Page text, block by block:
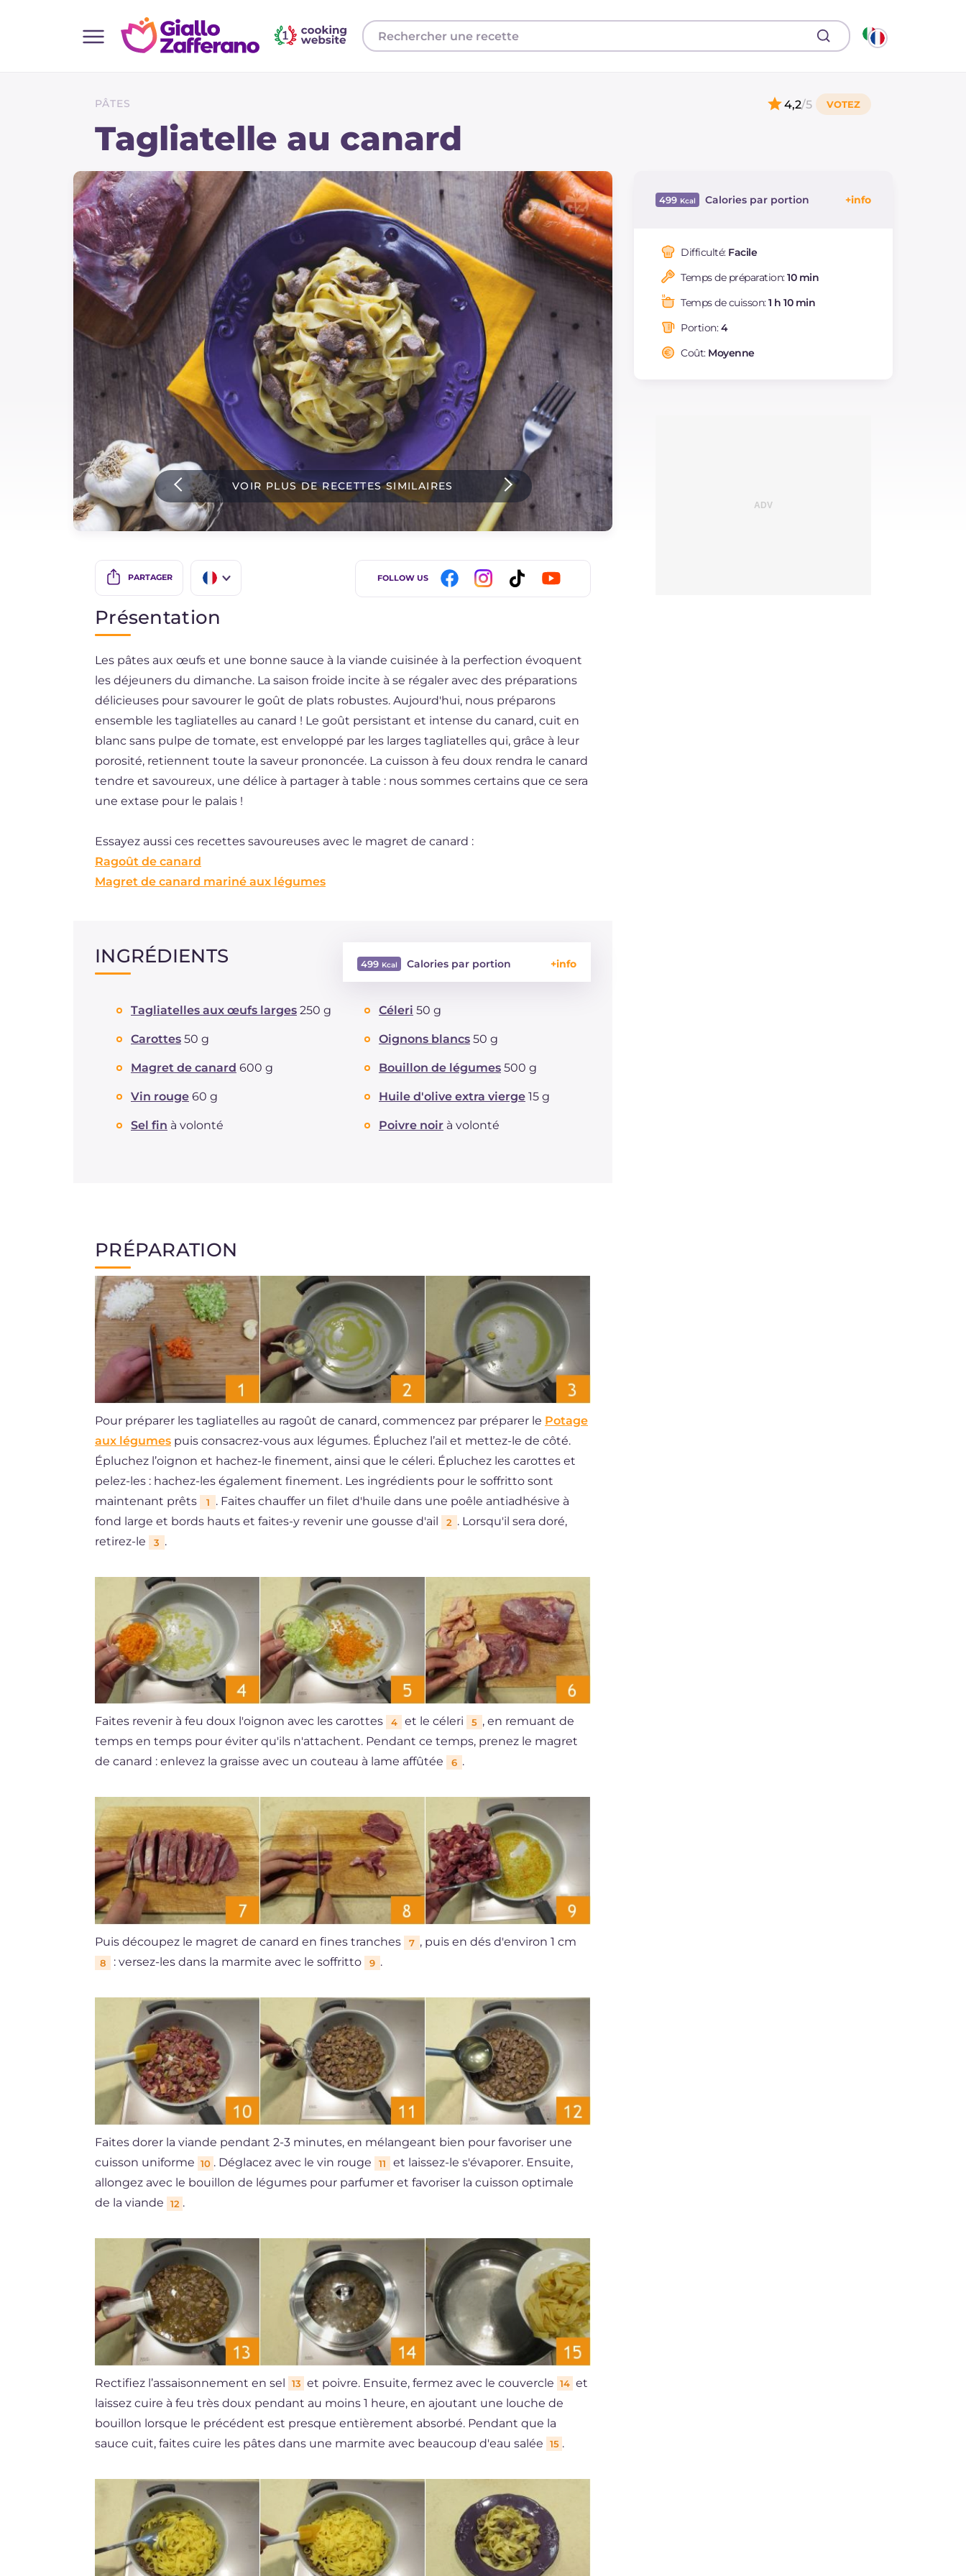
Toutes les recettes
Plats principaux
Boissons et rafraîchissements
Accompagnement
Pizzas et focaccia
Gateaux et patisserie
Instagram
YouTube
PÂTES
Tagliatelle au canard
4,2/5
VOIR PLUS DE RECETTES SIMILAIRES
PARTAGER
DE
BR
NL
FOLLOW US
499 Calories par portion
Dont sucres
Protéine g
Graisses
saturés
Fibre
Cholestérol
Difficulté: Facile
Temps de préparation:10 min
Temps de cuisson:1 h 10 min
Portion:4
Coût: Moyenne
Présentation
Les pâtes aux œufs et une bonne sauce à la viande cuisinée à la perfection évoquent
les déjeuners du dimanche. La saison froide incite à se régaler avec des préparations
délicieuses pour savourer le goût de plats robustes. Aujourd'hui, nous préparons
ensemble les tagliatelles au canard ! Le goût persistant et intense du canard, cuit en
blanc sans pulpe de tomate, est enveloppé par les larges tagliatelles qui, grâce à leur
porosité, retiennent toute la saveur prononcée. La cuisson à feu doux rendra le canard
tendre et savoureux, une délice à partager à table : nous sommes certains que ce sera
une extase pour le palais !
Essayez aussi ces recettes savoureuses avec le magret de canard :
Ragoût de canard
Magret de canard mariné aux légumes
INGRÉDIENTS 499 Calories par portion
Glucides
Protéine
Graisses g
Fibre g
Cholestérol
Tagliatelles aux œufs larges 250 g Céleri 50 g
Carottes 50 g Oignons blancs 50 g
Magret de canard 600 g Bouillon de légumes 500 g
Vin rouge 60 g Huile d'olive extra vierge 15 g
Sel fin à volonté Poivre noir à volonté
PRÉPARATION
Pour préparer les tagliatelles au ragoût de canard, commencez par préparer le Potage
aux légumes puis consacrez-vous aux légumes. Épluchez l’ail et mettez-le de côté.
Épluchez l’oignon et hachez-le finement, ainsi que le céleri. Épluchez les carottes et
pelez-les : hachez-les également finement. Les ingrédients pour le soffritto sont
maintenant prêts
1
. Faites chauffer un filet d'huile dans une poêle antiadhésive à
fond large et bords hauts et faites-y revenir une gousse d'ail
2 . Lorsqu'il sera doré,
retirez-le
3 .
Faites revenir à feu doux l'oignon avec les carottes 4 et le céleri 5 , en remuant de
temps en temps pour éviter qu'ils n'attachent. Pendant ce temps, prenez le magret
de canard : enlevez la graisse avec un couteau à lame affûtée
6 .
Puis découpez le magret de canard en fines tranches 7 , puis en dés d'environ 1 cm
8 : versez-les dans la marmite avec le soffritto 9 .
Faites dorer la viande pendant 2-3 minutes, en mélangeant bien pour favoriser une
cuisson uniforme 10 . Déglacez avec le vin rouge 11
et laissez-le s'évaporer. Ensuite,
allongez avec le bouillon de légumes pour parfumer et favoriser la cuisson optimale
de la viande
12 .
Rectifiez l’assaisonnement en sel 13 et poivre. Ensuite, fermez avec le couvercle 14 et
laissez cuire à feu très doux pendant au moins 1 heure, en ajoutant une louche de
bouillon lorsque le précédent est presque entièrement absorbé. Pendant que la
sauce cuit, faites cuire les pâtes dans une marmite avec beaucoup d'eau salée
15 .